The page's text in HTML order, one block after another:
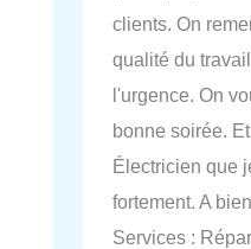
clients. On
qualité du
l'urgence. On
bonne soirée.
Électricien que
fortement. A
Services :